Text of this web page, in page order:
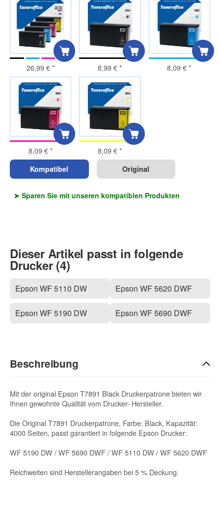
26,99 €* 8,99 €* 8,09 €*
8,09 €* 8,09 €*
Kompatibel Original
➤ Sparen Sie mit unseren kompatiblen Produkten
Dieser Artikel passt in folgende
Drucker (4)
Epson WF 5110 DW
Epson WF 5190 DW
Epson WF 5620 DWF
Epson WF 5690 DWF
Beschreibung
Mit der original Epson T7891 Black Druckerpatrone bieten wir
Ihnen gewohnte Qualität vom Drucker- Hersteller.
Die Original T7891 Druckerpatrone, Farbe: Black, Kapazität:
4000 Seiten, passt garantiert in folgende Epson Drucker:
WF 5190 DW / WF 5690 DWF / WF 5110 DW / WF 5620 DWF
Reichweiten sind Herstellerangaben bei 5 % Deckung.